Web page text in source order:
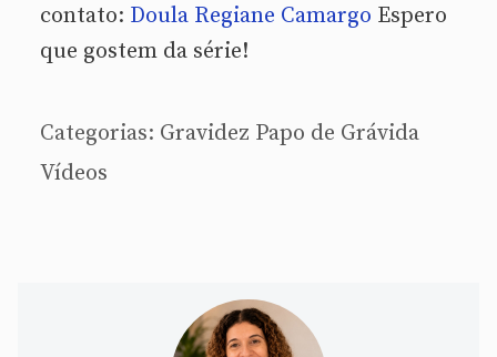
contato: Doula Regiane Camargo Espero
que gostem da série!
Categorias: Gravidez Papo de Grávida
Vídeos